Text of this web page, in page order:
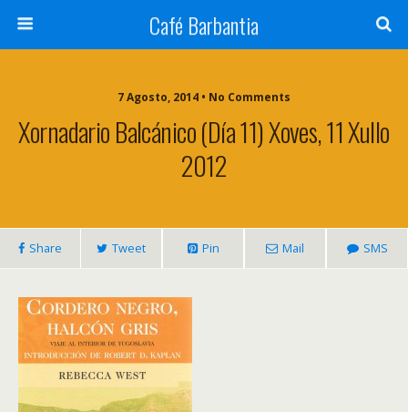
Café Barbantia
7 Agosto, 2014 • No Comments
Xornadario Balcánico (día 11) Xoves, 11 Xullo
2012
Share Tweet Pin Mail SMS